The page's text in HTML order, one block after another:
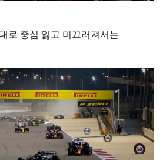
로 중심 잃고 미끄러져서는